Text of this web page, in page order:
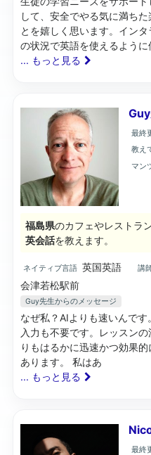
して、安全でやる気に満ち
とを嬉しく思います。イン
の状況で英語を使えるように
... もっと見る
最終
教え
マン
福島県のカフェやレストラ
英会話を教えます。
ネイティブ言語 英国英語 講
会津若松駅前
Guy先生からのメッセージ
なぜ私？AIよりも速いんで
入力も不要です。レッスン
りもはるかに迅速かつ効果
あります。 私はあ
... もっと見る
最終